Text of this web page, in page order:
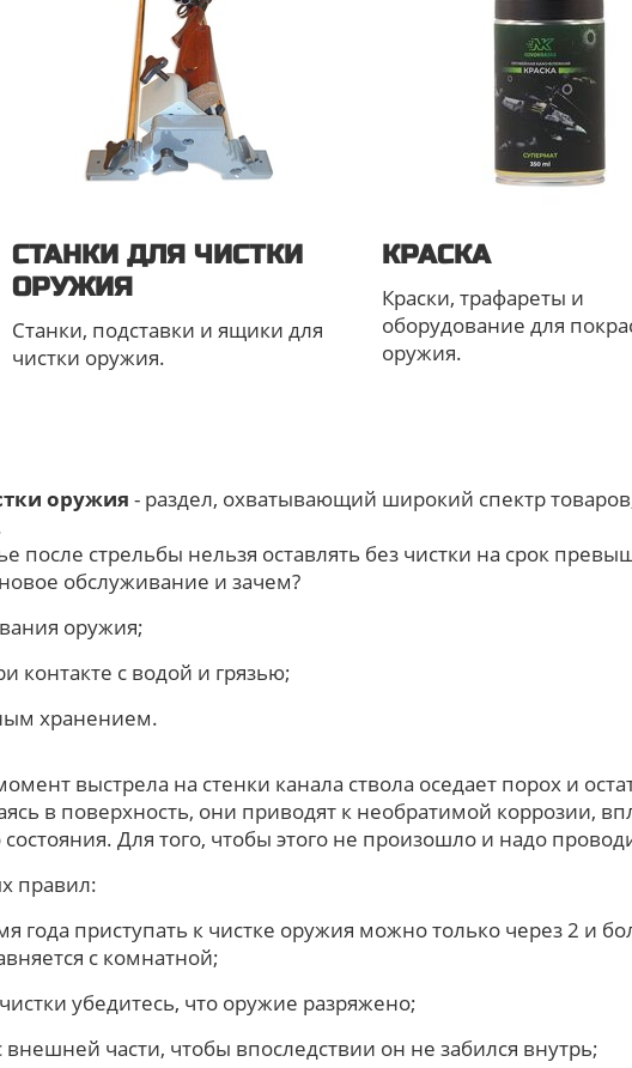
СТАНКИ ДЛЯ ЧИСТКИ
ОРУЖИЯ
Станки, подставки и ящики для
чистки оружия.
КРАСКА
Краски, трафареты и
оборудование для
оружия.
оружия - раздел, охватывающий широкий спектр
после стрельбы нельзя оставлять без чистки на срок
обслуживание и зачем?
оружия;
контакте с водой и грязью;
хранением.
выстрела на стенки канала ствола оседает порох и
в поверхность, они приводят к необратимой коррозии,
состояния. Для того, чтобы этого не произошло и надо
правил:
года приступать к чистке оружия можно только через 2 и
с комнатной;
убедитесь, что оружие разряжено;
внешней части, чтобы впоследствии он не забился внутрь;